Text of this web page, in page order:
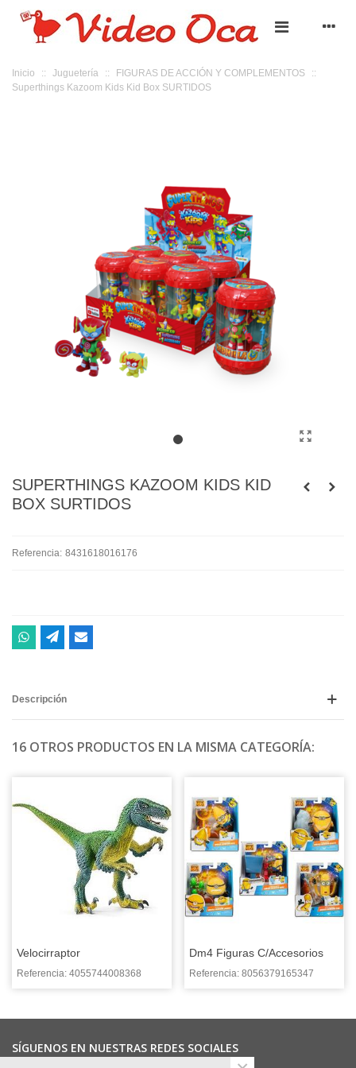
Inicio :: Juguetería :: FIGURAS DE ACCIÓN Y COMPLEMENTOS
::
Superthings Kazoom Kids Kid Box SURTIDOS
SUPERTHINGS KAZOOM KIDS KID
BOX SURTIDOS
Referencia: 8431618016176
Descripción
16 OTROS PRODUCTOS EN LA MISMA CATEGORÍA:
Velocirraptor
Referencia: 4055744008368
Dm4 Figuras C/accesorios
Surtido
Referencia: 8056379165347
SÍGUENOS EN NUESTRAS REDES SOCIALES